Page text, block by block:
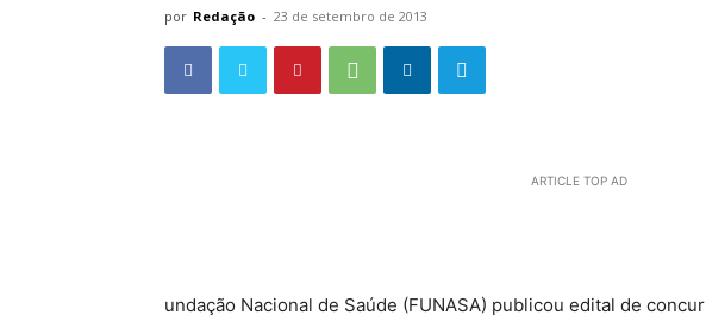
por Redação - 23 de setembro de 2013
ARTICLE TOP AD
undação Nacional de Saúde (FUNASA) publicou edital de